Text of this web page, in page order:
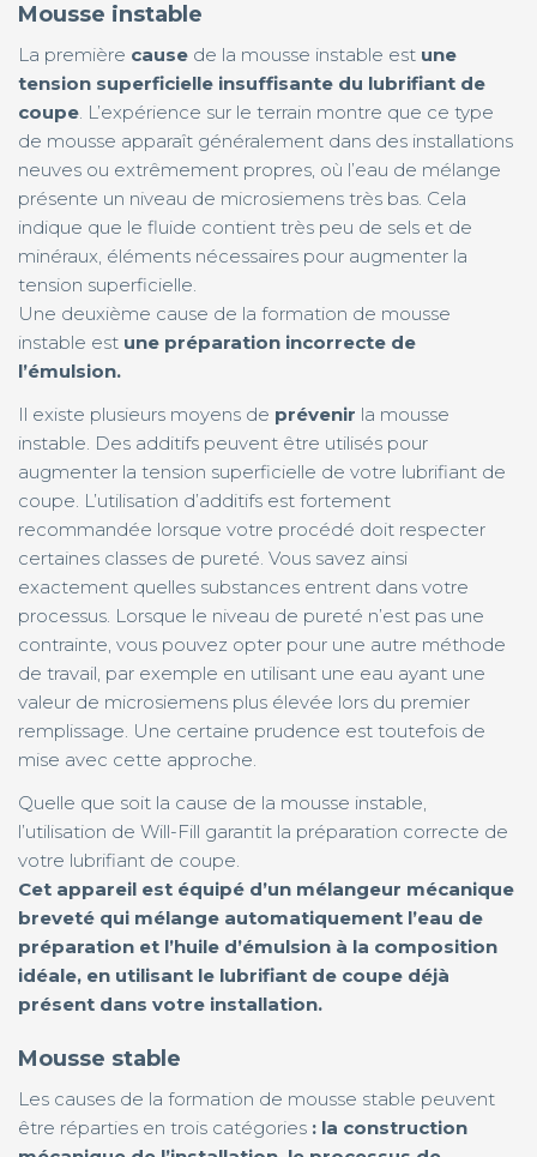
Mousse instable
La première cause de la mousse instable est une
tension superficielle insuffisante du lubrifiant de
coupe. L’expérience sur le terrain montre que ce type
de mousse apparaît généralement dans des installations
neuves ou extrêmement propres, où l’eau de mélange
présente un niveau de microsiemens très bas. Cela
indique que le fluide contient très peu de sels et de
minéraux, éléments nécessaires pour augmenter la
tension superficielle.
Une deuxième cause de la formation de mousse
instable est une préparation incorrecte de
l’émulsion.
Il existe plusieurs moyens de prévenir la mousse
instable. Des additifs peuvent être utilisés pour
augmenter la tension superficielle de votre lubrifiant de
coupe. L’utilisation d’additifs est fortement
recommandée lorsque votre procédé doit respecter
certaines classes de pureté. Vous savez ainsi
exactement quelles substances entrent dans votre
processus. Lorsque le niveau de pureté n’est pas une
contrainte, vous pouvez opter pour une autre méthode
de travail, par exemple en utilisant une eau ayant une
valeur de microsiemens plus élevée lors du premier
remplissage. Une certaine prudence est toutefois de
mise avec cette approche.
Quelle que soit la cause de la mousse instable,
l’utilisation de Will-Fill garantit la préparation correcte de
votre lubrifiant de coupe.
Cet appareil est équipé d’un mélangeur mécanique
breveté qui mélange automatiquement l’eau de
préparation et l’huile d’émulsion à la composition
idéale, en utilisant le lubrifiant de coupe déjà
présent dans votre installation.
Mousse stable
Les causes de la formation de mousse stable peuvent
être réparties en trois catégories : la construction